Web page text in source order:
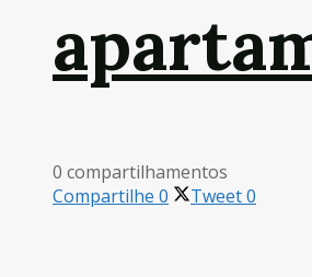
0 compartilhamentos
Compartilhe 0 Tweet0